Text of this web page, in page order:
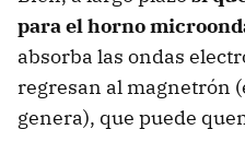
para el horno
absorba las ondas
regresan al magnetrón
genera), que puede